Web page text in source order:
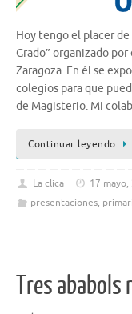
Hoy tengo el placer
Grado” organizado
Zaragoza. En él se
colegios para que
de Magisterio. Mi
Continuar leyendo
La clica
17 mayo,
presentaciones,
Tres ababols